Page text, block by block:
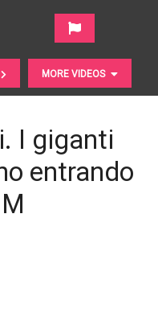
MORE VIDEOS
elettrica… e
I giganti
entrando